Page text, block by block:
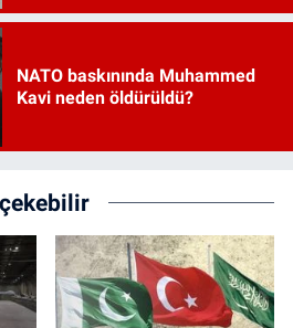
NATO baskınında Muhammed
Kavi neden öldürüldü?